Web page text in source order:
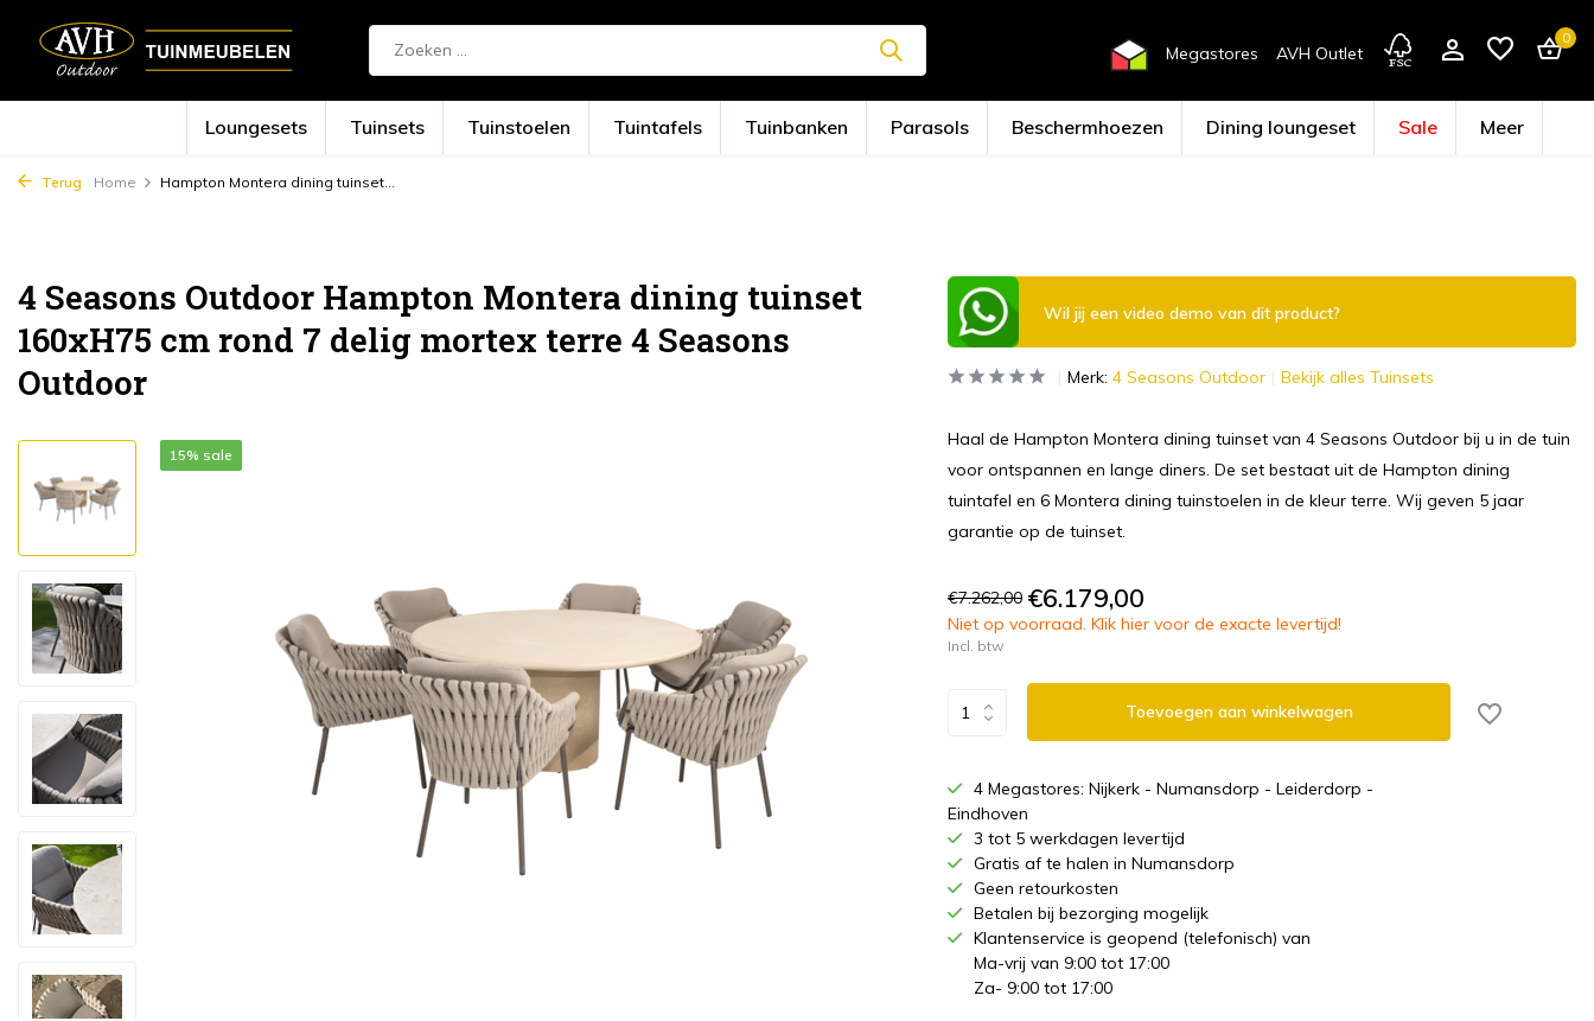
Megastores AVH Outlet
0
Loungesets Tuinsets Tuinstoelen Tuintafels Tuinbanken Parasols Beschermhoezen Dining loungeset Sale Meer
Terug Home Hampton Montera dining tuinset...
4 Seasons Outdoor Hampton Montera dining tuinset
160xH75 cm rond 7 delig mortex terre 4 Seasons
Outdoor
15% sale
Wil jij een video demo van dit product?
Merk: 4 Seasons Outdoor Bekijk alles Tuinsets
Haal de Hampton Montera dining tuinset van 4 Seasons Outdoor bij u in de tuin
voor ontspannen en lange diners. De set bestaat uit de Hampton dining
tuintafel en 6 Montera dining tuinstoelen in de kleur terre. Wij geven 5 jaar
garantie op de tuinset.
€7.262,00 €6.179,00
Niet op voorraad. Klik hier voor de exacte levertijd!
Incl. btw
Toevoegen aan winkelwagen
4 Megastores: Nijkerk - Numansdorp - Leiderdorp -
Eindhoven
3 tot 5 werkdagen levertijd
Gratis af te halen in Numansdorp
Geen retourkosten
Betalen bij bezorging mogelijk
Klantenservice is geopend (telefonisch) van
Ma-vrij van 9:00 tot 17:00
Za- 9:00 tot 17:00